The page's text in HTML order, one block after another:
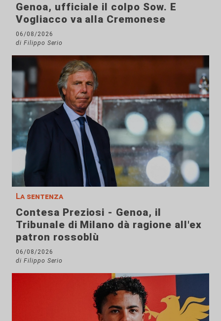
Genoa, ufficiale il colpo Sow. E
Vogliacco va alla Cremonese
06/08/2026
di Filippo Serio
La sentenza
Contesa Preziosi - Genoa, il
Tribunale di Milano dà ragione all'ex
patron rossoblù
06/08/2026
di Filippo Serio